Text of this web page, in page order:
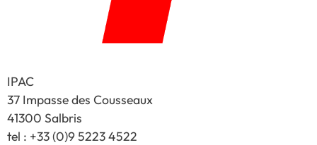
IPAC
37 Impasse des Cousseaux
41300 Salbris
tel : +33 (0)9 5223 4522